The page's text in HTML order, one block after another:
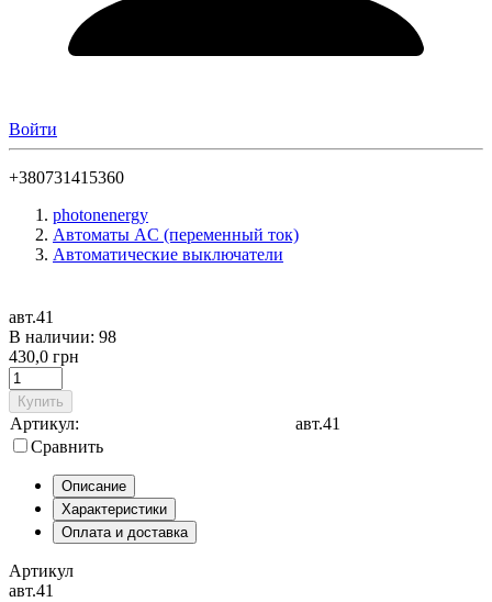
Войти
+380731415360
photonenergy
Автоматы AC (переменный ток)
Автоматические выключатели
авт.41
В наличии: 98
430,0 грн
Купить
Артикул:
авт.41
Сравнить
Описание
Характеристики
Оплата и доставка
Артикул
авт.41